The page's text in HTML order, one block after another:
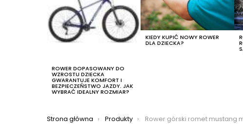
ROWER DOPASOWANY DO
WZROSTU DZIECKA
GWARANTUJE KOMFORT I
BEZPIECZEŃSTWO JAZDY. JAK
WYBRAĆ IDEALNY ROZMIAR?
KIEDY KUPIĆ NOWY ROWER
DLA DZIECKA?
Jesteś tutaj:
Strona główna Produkty Rower górski romet mustang